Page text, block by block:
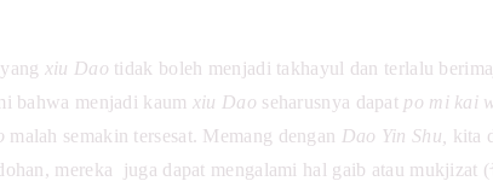
xiu Dao tidak boleh menjadi takhayul dan terlalu
bahwa menjadi kaum xiu Dao seharusnya dapat po mi kai
malah semakin tersesat. Memang dengan Dao Yin Shu,
kita
mereka juga dapat mengalami hal gaib atau mukjizat